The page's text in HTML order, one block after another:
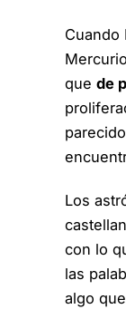
Cuando
que de
Los
con lo
las
algo